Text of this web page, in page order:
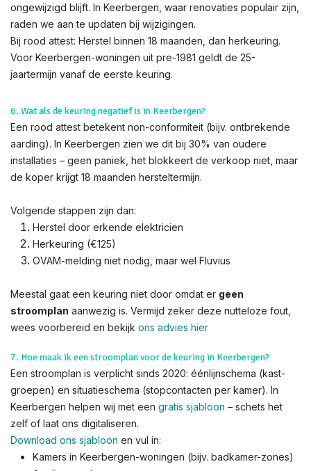
ongewijzigd blijft. In Keerbergen, waar renovaties populair zijn,
raden we aan te updaten bij wijzigingen.
Bij rood attest: Herstel binnen 18 maanden, dan herkeuring.
Voor Keerbergen-woningen uit pre-1981 geldt de 25-
jaartermijn vanaf de eerste keuring.
6. Wat als de keuring negatief is in Keerbergen?
Een rood attest betekent non-conformiteit (bijv. ontbrekende
aarding). In Keerbergen zien we dit bij 30% van oudere
installaties – geen paniek, het blokkeert de verkoop niet, maar
de koper krijgt 18 maanden hersteltermijn.
Volgende stappen zijn dan:
Herstel door erkende elektricien
Herkeuring (€125)
OVAM-melding niet nodig, maar wel Fluvius
Meestal gaat een keuring niet door omdat er geen
stroomplan aanwezig is. Vermijd zeker deze nutteloze fout,
wees voorbereid en bekijk ons advies hier
7. Hoe maak ik een stroomplan voor de keuring in Keerbergen?
Een stroomplan is verplicht sinds 2020: éénlijnschema (kast-
groepen) en situatieschema (stopcontacten per kamer). In
Keerbergen helpen wij met een gratis sjabloon – schets het
zelf of laat ons digitaliseren.
Download ons sjabloon en vul in:
Kamers in Keerbergen-woningen (bijv. badkamer-zones)